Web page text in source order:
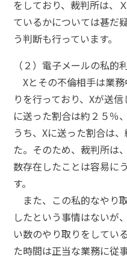
をしており、裁判所は、
ているかについては甚だ
う判断も行っています。
（２）電子メールの私的
Xとその不倫相手は業
りを行っており、Xが送
に送った割合は約２５％
うち、Xに送った割合は
た。そのため、裁判所は
数存在したことは容易に
す。
また、この私的なやり
したという事情はないが
い数のやり取りをしてい
た時間は正当な業務に従